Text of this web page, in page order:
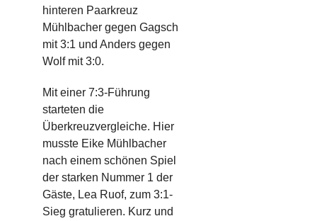
hinteren Paarkreuz
Mühlbacher gegen Gagsch
mit 3:1 und Anders gegen
Wolf mit 3:0.
Mit einer 7:3-Führung
starteten die
Überkreuzvergleiche. Hier
musste Eike Mühlbacher
nach einem schönen Spiel
der starken Nummer 1 der
Gäste, Lea Ruof, zum 3:1-
Sieg gratulieren. Kurz und